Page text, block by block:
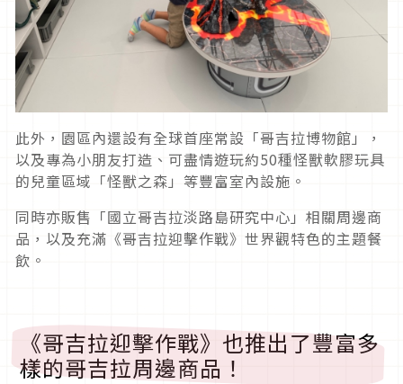
此外，園區內還設有全球首座常設「哥吉拉博物館」，
以及專為小朋友打造、可盡情遊玩約50種怪獸軟膠玩具
的兒童區域「怪獸之森」等豐富室內設施。
同時亦販售「國立哥吉拉淡路島研究中心」相關周邊商
品，以及充滿《哥吉拉迎擊作戰》世界觀特色的主題餐
飲。
《哥吉拉迎擊作戰》也推出了豐富多
樣的哥吉拉周邊商品！